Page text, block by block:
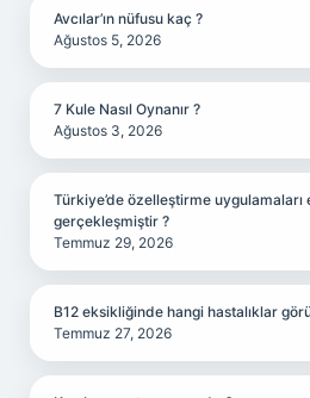
Avcılar’ın nüfusu kaç ?
Ağustos 5, 2026
7 Kule Nasıl Oynanır ?
Ağustos 3, 2026
Türkiye’de özelleştirme
gerçekleşmiştir ?
Temmuz 29, 2026
B12 eksikliğinde hangi hastalıklar
Temmuz 27, 2026